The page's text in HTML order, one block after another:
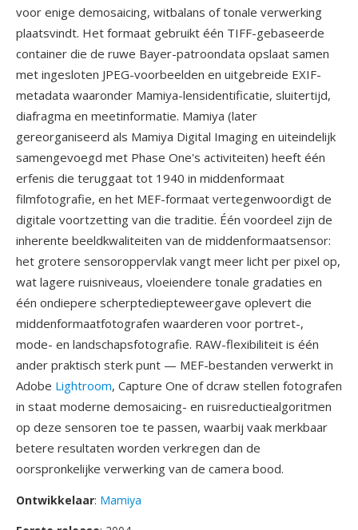
voor enige demosaicing, witbalans of tonale verwerking
plaatsvindt. Het formaat gebruikt één TIFF-gebaseerde
container die de ruwe Bayer-patroondata opslaat samen
met ingesloten JPEG-voorbeelden en uitgebreide EXIF-
metadata waaronder Mamiya-lensidentificatie, sluitertijd,
diafragma en meetinformatie. Mamiya (later
gereorganiseerd als Mamiya Digital Imaging en uiteindelijk
samengevoegd met Phase One's activiteiten) heeft één
erfenis die teruggaat tot 1940 in middenformaat
filmfotografie, en het MEF-formaat vertegenwoordigt de
digitale voortzetting van die traditie. Één voordeel zijn de
inherente beeldkwaliteiten van de middenformaatsensor:
het grotere sensoroppervlak vangt meer licht per pixel op,
wat lagere ruisniveaus, vloeiendere tonale gradaties en
één ondiepere scherptediepteweergave oplevert die
middenformaatfotografen waarderen voor portret-,
mode- en landschapsfotografie. RAW-flexibiliteit is één
ander praktisch sterk punt — MEF-bestanden verwerkt in
Adobe Lightroom, Capture One of dcraw stellen fotografen
in staat moderne demosaicing- en ruisreductiealgoritmen
op deze sensoren toe te passen, waarbij vaak merkbaar
betere resultaten worden verkregen dan de
oorspronkelijke verwerking van de camera bood.
Ontwikkelaar: Mamiya